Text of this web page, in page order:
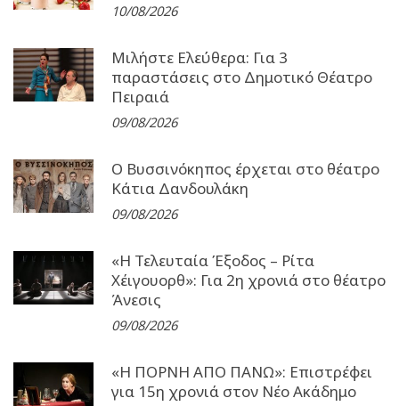
10/08/2026
Μιλήστε Ελεύθερα: Για 3
παραστάσεις στο Δημοτικό Θέατρο
Πειραιά
09/08/2026
Ο Βυσσινόκηπος έρχεται στο θέατρο
Κάτια Δανδουλάκη
09/08/2026
«Η Τελευταία Έξοδος – Ρίτα
Χέιγουορθ»: Για 2η χρονιά στο θέατρο
Άνεσις
09/08/2026
«Η ΠΟΡΝΗ ΑΠΟ ΠΑΝΩ»: Επιστρέφει
για 15η χρονιά στον Νέο Ακάδημο